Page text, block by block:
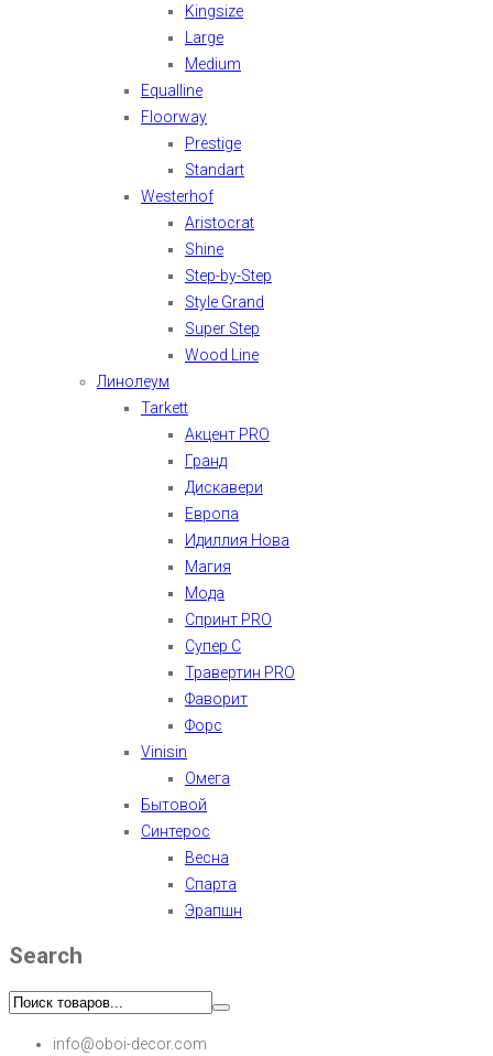
Kingsize
Large
Medium
Equalline
Floorway
Prestige
Standart
Westerhof
Aristocrat
Shine
Step-by-Step
Style Grand
Super Step
Wood Line
Линолеум
Tarkett
Акцент PRO
Гранд
Дискавери
Европа
Идиллия Нова
Магия
Мода
Спринт PRO
Супер С
Травертин PRO
Фаворит
Форс
Vinisin
Омега
Бытовой
Синтерос
Весна
Спарта
Эрапшн
Search
info@oboi-decor.com